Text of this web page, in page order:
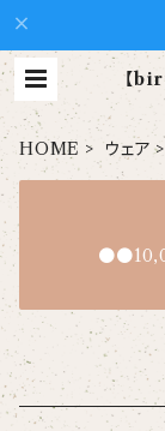
【
HOME ウェア